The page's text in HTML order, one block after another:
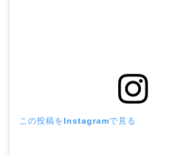
この投稿をInstagramで見る